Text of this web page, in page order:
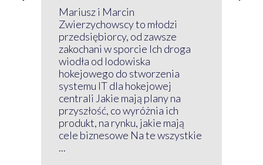
Mariusz i Marcin
Zwierzychowscy to młodzi
przedsiębiorcy, od zawsze
zakochani w sporcie Ich droga
wiodła od lodowiska
hokejowego do stworzenia
systemu IT dla hokejowej
centrali Jakie mają plany na
przyszłość, co wyróżnia ich
produkt, na rynku, jakie mają
cele biznesowe Na te wszystkie
...